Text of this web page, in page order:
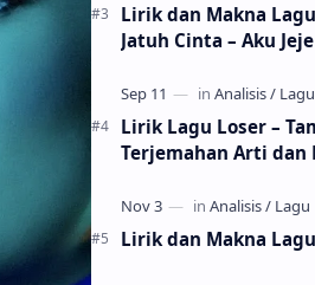
Lirik dan Makna
Jatuh Cinta – Aku Jeje
Lirik Lagu Loser –
Terjemahan Arti dan
Lirik dan Makna